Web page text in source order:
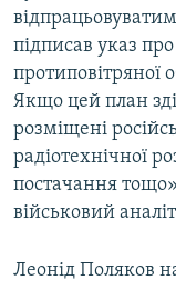
підписав указ
протиповітряної
Якщо цей план
розміщені
радіотехнічної
постачання
військовий
Леонід Поляков